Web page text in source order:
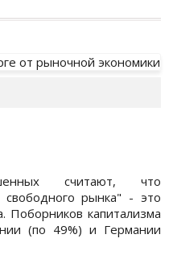
считают, что
свободного рынка" - это
Поборников капитализма
(по 49%) и Германии